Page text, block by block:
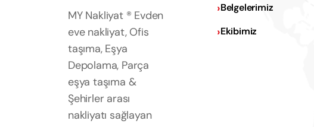
MY Nakliyat ® Evden
eve nakliyat, Ofis
taşıma, Eşya
Depolama, Parça
eşya taşıma &
Şehirler arası
nakliyatı sağlayan
Belgelerimiz
Ekibimiz